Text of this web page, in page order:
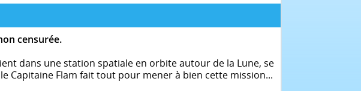
censurée.
dans une station spatiale en orbite autour de la Lune, se
Capitaine Flam fait tout pour mener à bien cette mission...